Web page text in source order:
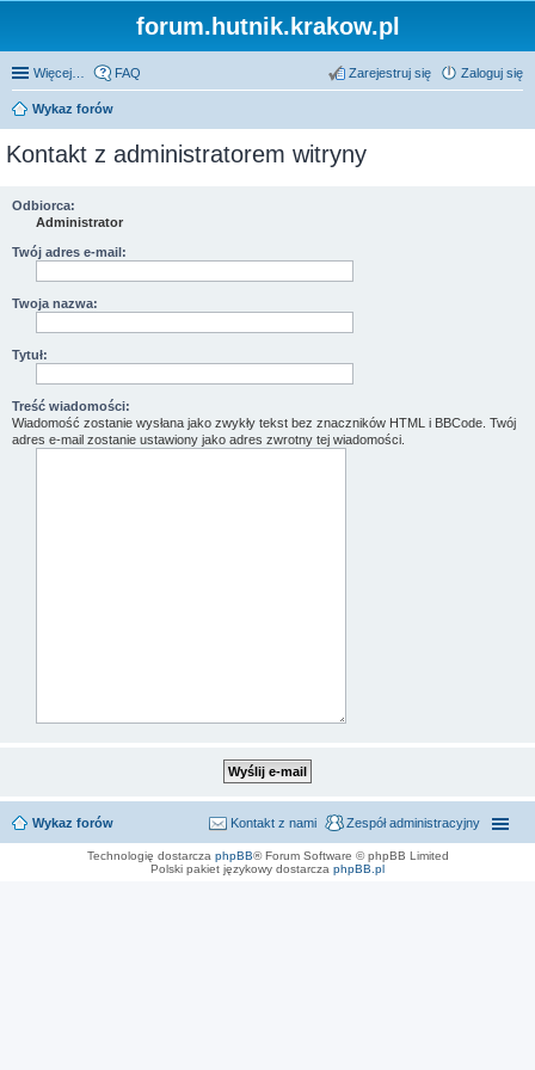
forum.hutnik.krakow.pl
Więcej… FAQ Zaloguj się
Zarejestruj się
Wykaz forów
Kontakt z administratorem witryny
Odbiorca:
Administrator
Twój adres e-mail:
Twoja nazwa:
Tytuł:
Treść wiadomości:
Wiadomość zostanie wysłana jako zwykły tekst bez znaczników HTML i BBCode. Twój
adres e-mail zostanie ustawiony jako adres zwrotny tej wiadomości.
Wykaz forów Zespół administracyjny
Kontakt z nami
Technologię dostarcza phpBB® Forum Software © phpBB Limited
Polski pakiet językowy dostarcza phpBB.pl